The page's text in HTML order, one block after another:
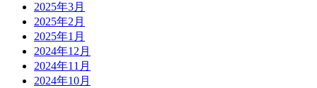
2025年3月
2025年2月
2025年1月
2024年12月
2024年11月
2024年10月